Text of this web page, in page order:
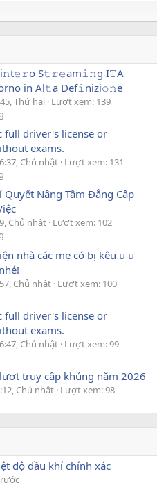
i𝚗t𝚎𝚛o S𝚝𝚛𝚎am𝚒𝚗g I𝚃A
in Al𝚝a Def𝚒nizi𝚘𝚗e
Thứ hai Lượt xem: 139
full driver's license or
exams.
Chủ nhật Lượt xem: 131
Quyết Nâng Tầm Đẳng Cấp
Chủ nhật Lượt xem: 102
nhà các mẹ có bị kêu u u
Chủ nhật Lượt xem: 100
full driver's license or
exams.
Chủ nhật Lượt xem: 99
truy cập khủng năm 2026
Chủ nhật Lượt xem: 98
độ dầu khí chính xác